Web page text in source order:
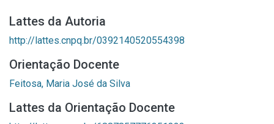
Lattes da Autoria
http://lattes.cnpq.br/0392140520554398
Orientação Docente
Feitosa, Maria José da Silva
Lattes da Orientação Docente